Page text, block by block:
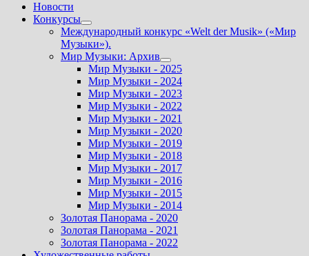
Новости
Конкурсы
Показать
подменю
Международный конкурс «Welt der Musik» («Мир
Музыки»).
Мир Музыки: Архив
Показать
подменю
Мир Музыки - 2025
Мир Музыки - 2024
Мир Музыки - 2023
Мир Музыки - 2022
Мир Музыки - 2021
Мир Музыки - 2020
Мир Музыки - 2019
Мир Музыки - 2018
Мир Музыки - 2017
Мир Музыки - 2016
Мир Музыки - 2015
Мир Музыки - 2014
Золотая Панорама - 2020
Золотая Панорама - 2021
Золотая Панорама - 2022